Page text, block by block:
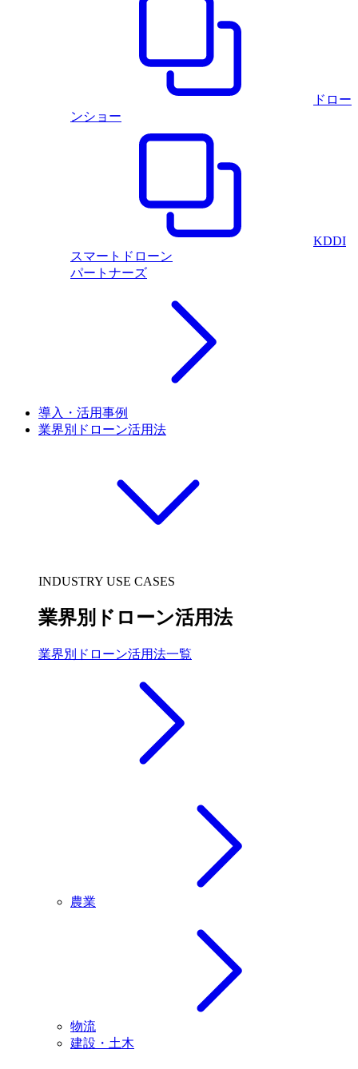
ドロー
ンショー
KDDI
スマートドローン
パートナーズ
導入・活用事例
業界別ドローン活用法
INDUSTRY USE CASES
業界別ドローン活用法
業界別ドローン活用法一覧
農業
物流
建設・土木